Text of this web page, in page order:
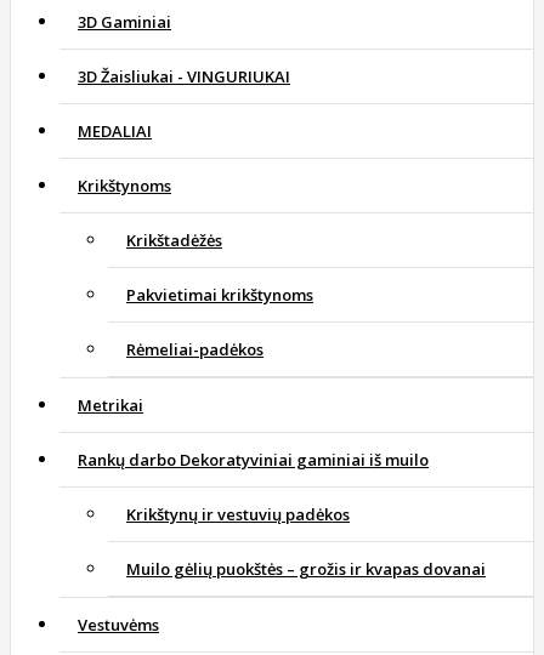
3D Gaminiai
3D Žaisliukai - VINGURIUKAI
MEDALIAI
Krikštynoms
Krikštadėžės
Pakvietimai krikštynoms
Rėmeliai-padėkos
Metrikai
Rankų darbo Dekoratyviniai gaminiai iš muilo
Krikštynų ir vestuvių padėkos
Muilo gėlių puokštės – grožis ir kvapas dovanai
Vestuvėms